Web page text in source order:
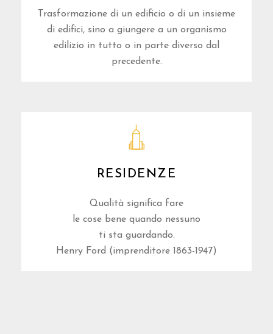
Trasformazione di un edificio o di un insieme
di edifici, sino a giungere a un organismo
edilizio in tutto o in parte diverso dal
precedente.
RESIDENZE
Qualità significa fare
le cose bene quando nessuno
ti sta guardando.
Henry Ford (imprenditore 1863-1947)